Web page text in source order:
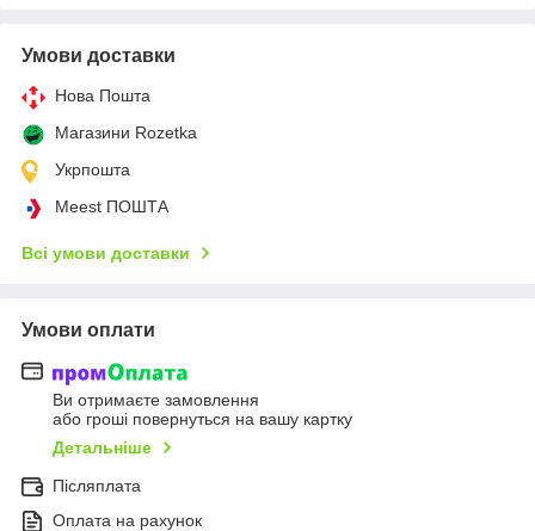
Умови доставки
Нова Пошта
Магазини Rozetka
Укрпошта
Meest ПОШТА
Всі умови доставки
Умови оплати
Ви отримаєте замовлення
або гроші повернуться на вашу картку
Детальніше
Післяплата
Оплата на рахунок